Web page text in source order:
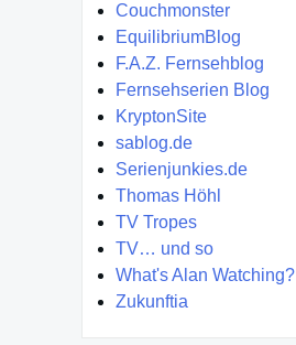
Couchmonster
EquilibriumBlog
F.A.Z. Fernsehblog
Fernsehserien Blog
KryptonSite
sablog.de
Serienjunkies.de
Thomas Höhl
TV Tropes
TV… und so
What's Alan Watching?
Zukunftia